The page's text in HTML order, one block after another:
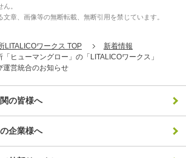
。
章、画像等の無断転載、無断引用を禁じています。
LITALICOワークス TOP
新着情報
ヒューマングロー」の「LITALICOワークス」
運営統合のお知らせ
の皆様へ
企業様へ